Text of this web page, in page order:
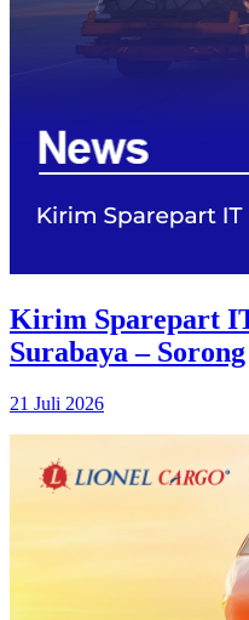
Kirim Sparepart
Surabaya – Sorong
21 Juli 2026